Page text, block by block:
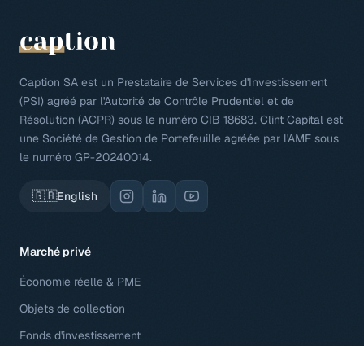
Caption SA est un Prestataire de Services d'Investissement
(PSI) agréé par l'Autorité de Contrôle Prudentiel et de
Résolution (ACPR) sous le numéro CIB 18683. Clint Capital est
une Société de Gestion de Portefeuille agréée par l'AMF sous
le numéro GP-20240014.
🇬🇧English
Marché privé
Économie réelle & PME
Objets de collection
Fonds d'investissement